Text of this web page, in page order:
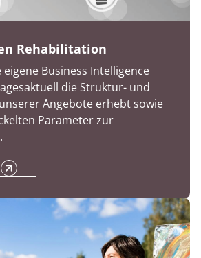
Rehabilitation
eigene Business Intelligence
die Struktur- und
Angebote erhebt sowie
Parameter zur